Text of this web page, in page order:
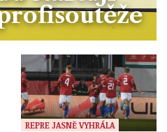
REPRE JASNĚ VYHRÁLA